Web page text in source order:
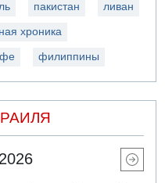
пакистан ливан
хроника
филиппины